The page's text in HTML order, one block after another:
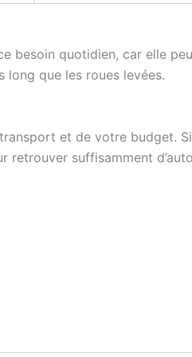
besoin quotidien, car elle
long que les roues levées.
et de votre budget.
suffisamment